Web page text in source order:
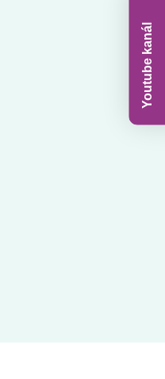
Youtube kanál